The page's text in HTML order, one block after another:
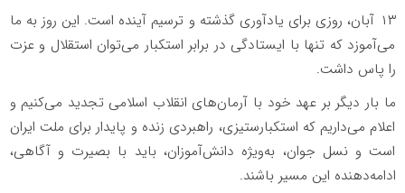
۱۳ آبان، روزی برای یادآوری گذشته و ترسیم آینده است. این روز به ما
می‌آموزد که تنها با ایستادگی در برابر استکبار می‌توان استقلال و عزت
را پاس داشت.
ما بار دیگر بر عهد خود با آرمان‌های انقلاب اسلامی تجدید می‌کنیم و
اعلام می‌داریم که استکبارستیزی، راهبردی زنده و پایدار برای ملت ایران
است و نسل جوان، به‌ویژه دانش‌آموزان، باید با بصیرت و آگاهی،
ادامه‌دهنده این مسیر باشند.